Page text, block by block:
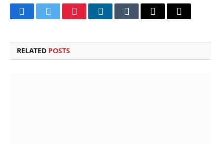
FacebookTwitterPinterestLinkedInTumblrEmail
Copy
RELATED POSTS